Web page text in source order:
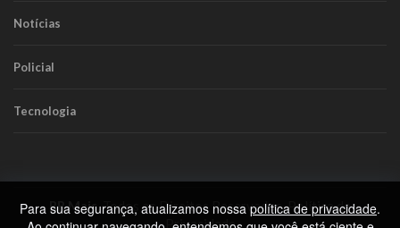
Notícias
Policial
Tecnologia
RR Mais. Todos os Direitos Reservados.Política de
Privacidade
Para sua segurança, atualizamos nossa política de privacidade.